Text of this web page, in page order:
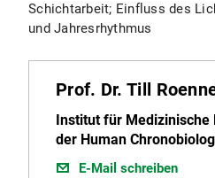
Schichtarbeit; Einfluss des
und Jahresrhythmus
Prof. Dr. Till
Institut für Medizinische
der Human
E-Mail schreiben